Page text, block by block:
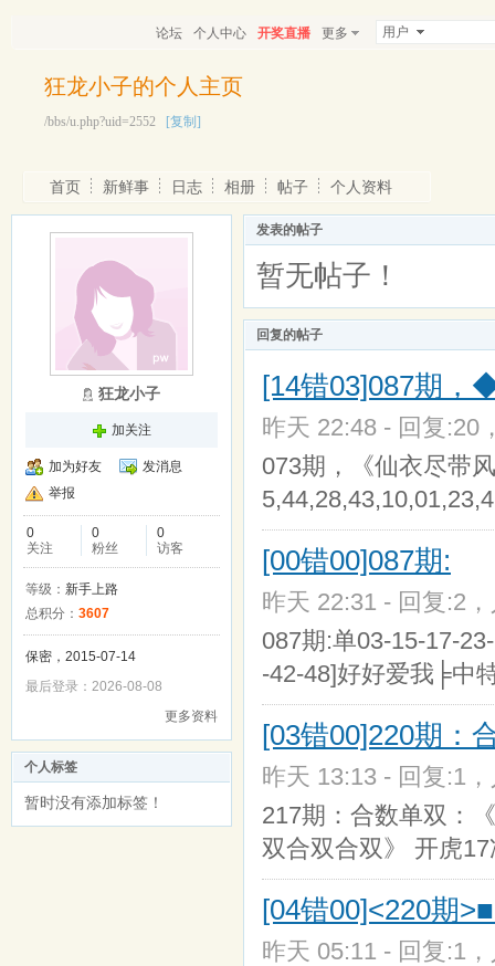
论坛 个人中心 开奖直播 更多 用户
狂龙小子的个人主页
/bbs/u.php?uid=2552 [复制]
首页 新鲜事 日志 相册 帖子 个人资料
狂龙小子
加关注
加为好友
发消息
举报
0
关注
0
粉丝
0
访客
等级： 新手上路
总积分： 3607
保密，2015-07-14
最后登录：2026-08-08
更多资料
个人标签
暂时没有添加标签！
发表的帖子
暂无帖子！
回复的帖子
[14错03]087期，
昨天 22:48 - 回复:20
073期，《仙衣尽带
[00错00]087期:
昨天 22:31 - 回复:2
087期:单03-15-17-
-42-48]好好爱我╞中
[03错00]220期：
昨天 13:13 - 回复:1
217期：合数单双：
双合双合双》 开虎
[04错00]<220期
昨天 05:11 - 回复:1